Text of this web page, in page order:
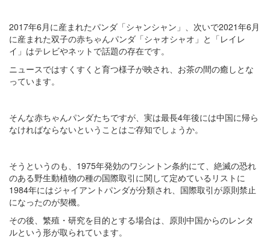
2017年6月に産まれたパンダ「シャンシャン」、次いで2021年6月
に産まれた双子の赤ちゃんパンダ「シャオシャオ」と「レイレ
イ」はテレビやネットで話題の存在です。
ニュースではすくすくと育つ様子が映され、お茶の間の癒しとな
っています。
そんな赤ちゃんパンダたちですが、実は最長4年後には中国に帰ら
なければならないということはご存知でしょうか。
そうというのも、1975年発効のワシントン条約にて、絶滅の恐れ
のある野生動植物の種の国際取引に関して定めているリストに
1984年にはジャイアントパンダが分類され、国際取引が原則禁止
になったのが契機。
その後、繁殖・研究を目的とする場合は、原則中国からのレンタ
ルという形が取られています。